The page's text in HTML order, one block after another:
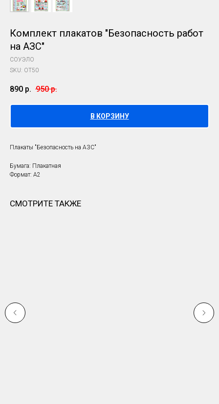
Комплект плакатов "Безопасность работ
на АЗС"
СОУЭЛО
SKU: OT50
890 р. 950 р.
В КОРЗИНУ
Плакаты "Безопасность на АЗС"
Бумага: Плакатная
Формат: А2
СМОТРИТЕ ТАКЖЕ